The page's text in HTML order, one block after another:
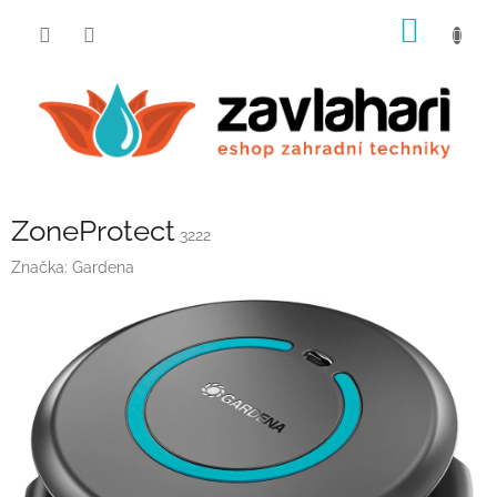
ZoneProtect 3222
Značka: Gardena